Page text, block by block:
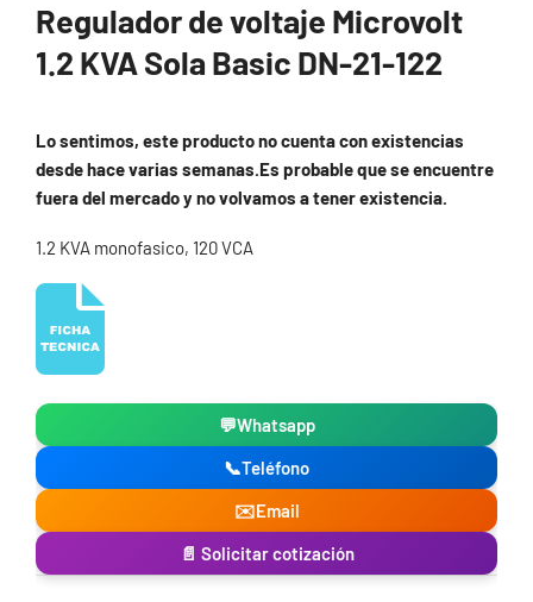
Regulador de voltaje Microvolt
1.2 KVA Sola Basic DN-21-122
Lo sentimos, este producto no cuenta con existencias
desde hace varias semanas.Es probable que se encuentre
fuera del mercado y no volvamos a tener existencia.
1.2 KVA monofasico, 120 VCA
💬Whatsapp
📞Teléfono
✉️Email
📄 Solicitar cotización